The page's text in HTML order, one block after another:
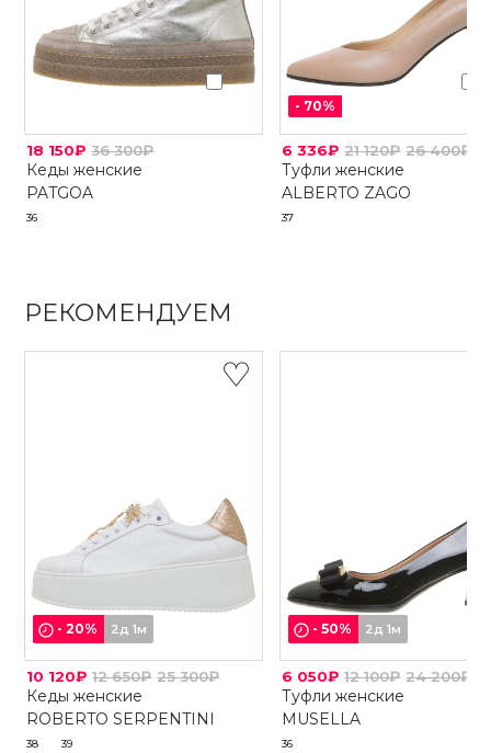
18 150₽ 36 300₽
Кеды женские
PATGOA
36
- 70%
6 336₽ 21 120₽ 26 400₽
Туфли женские
ALBERTO ZAGO
37
РЕКОМЕНДУЕМ
-20% 2д 1м
10 120₽ 12 650₽ 25 300₽
Кеды женские
ROBERTO SERPENTINI
38 39
-50% 2д 1м
6 050₽ 12 100₽ 24 200₽
Туфли женские
MUSELLA
36